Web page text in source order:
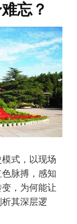
忘？
式，以现场
脉搏，感知
，为何能让
其深层逻